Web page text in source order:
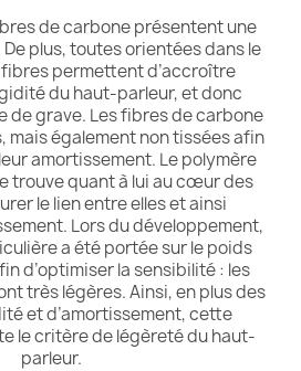
de carbone présentent une
plus, toutes orientées dans le
fibres permettent d’accroître
du haut-parleur, et donc
de grave. Les fibres de carbone
mais également non tissées afin
amortissement. Le polymère
trouve quant à lui au cœur des
le lien entre elles et ainsi
Lors du développement,
a été portée sur le poids
d’optimiser la sensibilité : les
très légères. Ainsi, en plus des
et d’amortissement, cette
le critère de légèreté du haut-
parleur.